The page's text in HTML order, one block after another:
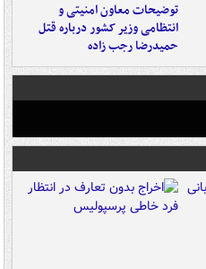
توضیحات معاون امنیتی و
انتظامی وزیر کشور درباره قتل
حمیدرضا رجب زاده